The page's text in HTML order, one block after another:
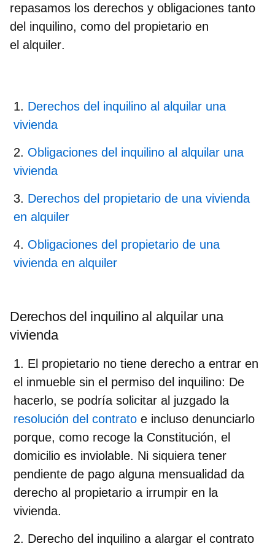
repasamos los derechos y obligaciones tanto
del inquilino, como del propietario en
el alquiler.
Derechos del inquilino al alquilar una
vivienda
Obligaciones del inquilino al alquilar una
vivienda
Derechos del propietario de una vivienda
en alquiler
Obligaciones del propietario de una
vivienda en alquiler
Derechos del inquilino al alquilar una
vivienda
El propietario no tiene derecho a entrar en
el inmueble sin el permiso del inquilino: De
hacerlo, se podría solicitar al juzgado la
resolución del contrato e incluso denunciarlo
porque, como recoge la Constitución, el
domicilio es inviolable. Ni siquiera tener
pendiente de pago alguna mensualidad da
derecho al propietario a irrumpir en la
vivienda.
Derecho del inquilino a alargar el contrato